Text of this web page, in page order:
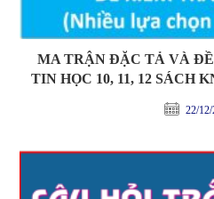
MA TRẬN ĐẶC TẢ VÀ
TIN HỌC 10, 11, 12 SÁCH
22/